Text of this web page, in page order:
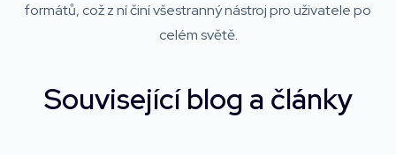
formátů, což z ní činí všestranný nástroj pro uživatele po
celém světě.
Související blog a články